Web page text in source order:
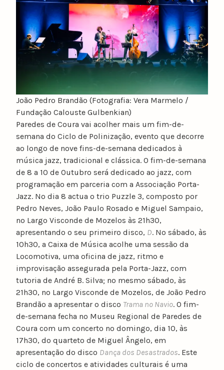
o
a
t
a
n
o
João Pedro Brandão (Fotografia: Vera Marmelo /
Fundação Calouste Gulbenkian)
Paredes de Coura vai acolher mais um fim-de-
semana do Ciclo de Polinização, evento que decorre
ao longo de nove fins-de-semana dedicados à
música jazz, tradicional e clássica. O fim-de-semana
de 8 a 10 de Outubro será dedicado ao jazz, com
programação em parceria com a Associação Porta-
Jazz. No dia 8 actua o trio Puzzle 3, composto por
Pedro Neves, João Paulo Rosado e Miguel Sampaio,
no Largo Visconde de Mozelos às 21h30,
apresentando o seu primeiro disco, D. No sábado, às
10h30, a Caixa de Música acolhe uma sessão da
Locomotiva, uma oficina de jazz, ritmo e
improvisação assegurada pela Porta-Jazz, com
tutoria de André B. Silva; no mesmo sábado, às
21h30, no Largo Visconde de Mozelos, de João Pedro
Brandão a apresentar o disco Trama no Navio. O fim-
de-semana fecha no Museu Regional de Paredes de
Coura com um concerto no domingo, dia 10, às
17h30, do quarteto de Miguel Ângelo, em
apresentação do disco Dança dos Desastrados. Este
ciclo de concertos e atividades culturais é uma